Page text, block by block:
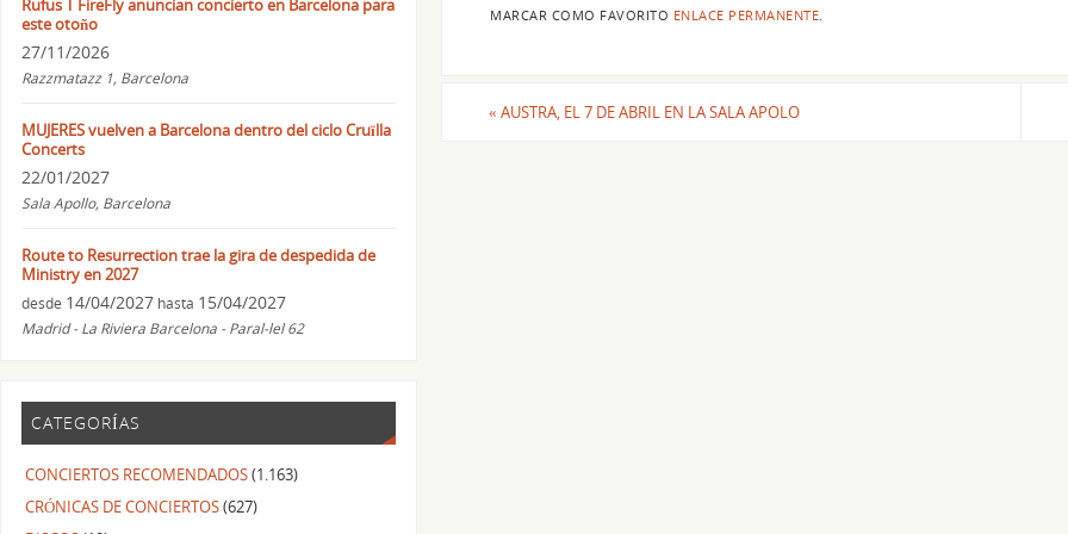
MARCAR COMO FAVORITO ENLACE PERMANENTE
« AUSTRA, EL 7 DE ABRIL EN LA SALA APOLO
este otoño
27/11/2026
Razzmatazz 1, Barcelona
MUJERES vuelven a Barcelona dentro del ciclo Cruïlla
Concerts
22/01/2027
Sala Apollo, Barcelona
Route to Resurrection trae la gira de despedida de
Ministry en 2027
desde 14/04/2027 hasta 15/04/2027
Madrid - La Riviera Barcelona - Paral-lel 62
CATEGORÍAS
CONCIERTOS RECOMENDADOS(1.163)
CRÓNICAS DE CONCIERTOS(627)